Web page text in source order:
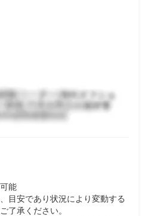
能
目安であり状況により変動する
了承ください。